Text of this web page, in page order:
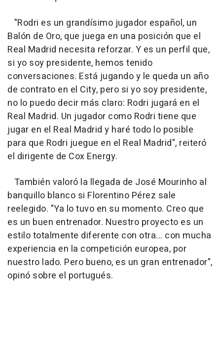
"Rodri es un grandísimo jugador español, un
Balón de Oro, que juega en una posición que el
Real Madrid necesita reforzar. Y es un perfil que,
si yo soy presidente, hemos tenido
conversaciones. Está jugando y le queda un año
de contrato en el City, pero si yo soy presidente,
no lo puedo decir más claro: Rodri jugará en el
Real Madrid. Un jugador como Rodri tiene que
jugar en el Real Madrid y haré todo lo posible
para que Rodri juegue en el Real Madrid", reiteró
el dirigente de Cox Energy.
También valoró la llegada de José Mourinho al
banquillo blanco si Florentino Pérez sale
reelegido. "Ya lo tuvo en su momento. Creo que
es un buen entrenador. Nuestro proyecto es un
estilo totalmente diferente con otra... con mucha
experiencia en la competición europea, por
nuestro lado. Pero bueno, es un gran entrenador",
opinó sobre el portugués.